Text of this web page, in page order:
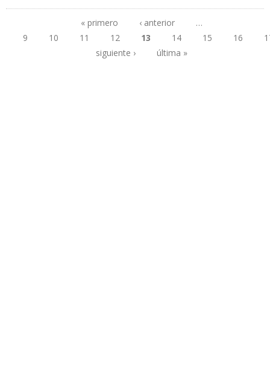
Páginas
« primero ‹ anterior
…
9
10 11 12 13 14 15 16
siguiente ›
última »